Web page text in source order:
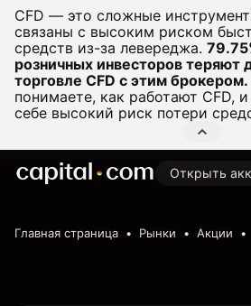
CFD — это сложные
связаны с высоким риском
средств из-за левереджа.
розничных инвесторов теряют
торговле CFD с этим брокером.
понимаете, как работают CFD,
себе высокий риск потери
Открыть
Главная страница Рынки Акции